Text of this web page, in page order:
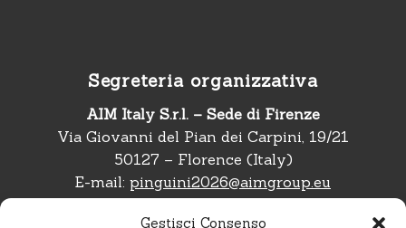
Gestisci Consenso
Segreteria organizzativa
AIM Italy S.r.l. – Sede di Firenze
Via Giovanni del Pian dei Carpini, 19/21
50127 – Florence (Italy)
E-mail: pinguini2026@aimgroup.eu
Telefono: +39 02 566011